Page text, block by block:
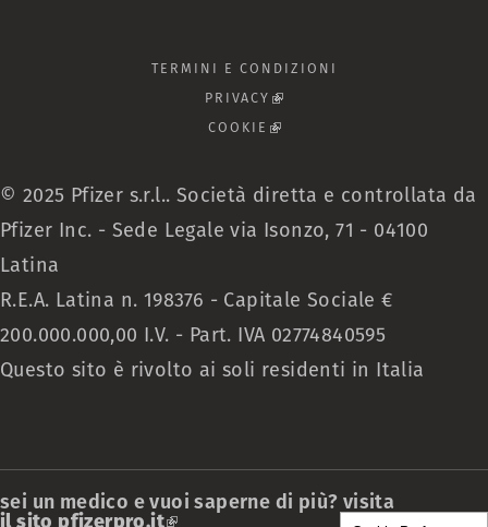
TERMINI E CONDIZIONI
PRIVACY (LINK IS EXTERNAL)
COOKIE (LINK IS EXTERNAL)
© 2025 Pfizer s.r.l.. Società diretta e controllata da
Pfizer Inc. - Sede Legale via Isonzo, 71 - 04100
Latina
R.E.A. Latina n. 198376 - Capitale Sociale €
200.000.000,00 I.V. - Part. IVA 02774840595
Questo sito è rivolto ai soli residenti in Italia
sei un medico e vuoi saperne di più? visita
il sito pfizerpro.it(link is external)